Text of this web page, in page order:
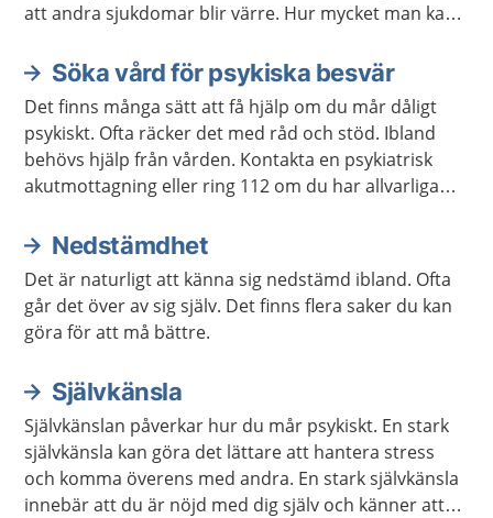
att andra sjukdomar blir värre. Hur mycket man kan
bra hjälp att få om du vill ha hjälp att dricka mindre.
Söka vård för psykiska besvär
Det finns många sätt att få hjälp om du mår dåligt
psykiskt. Ofta räcker det med råd och stöd. Ibland
behövs hjälp från vården. Kontakta en psykiatrisk
akutmottagning eller ring 112 om du har allvarliga
Nedstämdhet
Det är naturligt att känna sig nedstämd ibland. Ofta
går det över av sig själv. Det finns flera saker du kan
göra för att må bättre.
Självkänsla
Självkänslan påverkar hur du mår psykiskt. En stark
självkänsla kan göra det lättare att hantera stress
och komma överens med andra. En stark självkänsla
innebär att du är nöjd med dig själv och känner att